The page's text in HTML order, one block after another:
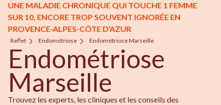
UNE MALADIE CHRONIQUE QUI TOUCHE 1 FEMME
SUR 10, ENCORE TROP SOUVENT IGNORÉE EN
PROVENCE-ALPES-CÔTE D’AZUR
Reflet Endométriose Endométriose Marseille
Endométriose
Marseille
Trouvez les experts, les cliniques et les conseils des